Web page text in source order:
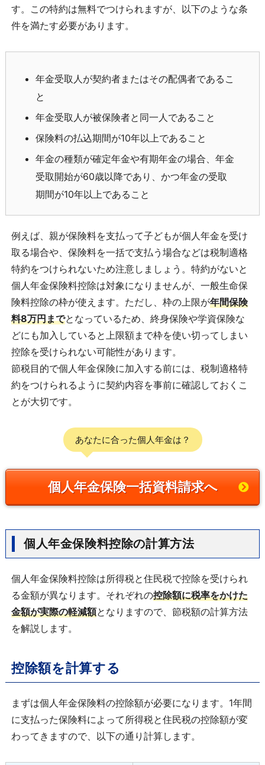
す。この特約は無料でつけられますが、以下のような条
件を満たす必要があります。
年金受取人が契約者またはその配偶者であるこ
と
年金受取人が被保険者と同一人であること
保険料の払込期間が10年以上であること
年金の種類が確定年金や有期年金の場合、年金
受取開始が60歳以降であり、かつ年金の受取
期間が10年以上であること
例えば、親が保険料を支払って子どもが個人年金を受け
取る場合や、保険料を一括で支払う場合などは税制適格
特約をつけられないため注意しましょう。特約がないと
個人年金保険料控除は対象になりませんが、一般生命保
険料控除の枠が使えます。ただし、枠の上限が年間保険
料8万円までとなっているため、終身保険や学資保険な
どにも加入していると上限額まで枠を使い切ってしまい
控除を受けられない可能性があります。
節税目的で個人年金保険に加入する前には、税制適格特
約をつけられるように契約内容を事前に確認しておくこ
とが大切です。
あなたに合った個人年金は？
個人年金保険一括資料請求へ
個人年金保険料控除の計算方法
個人年金保険料控除は所得税と住民税で控除を受けられ
る金額が異なります。それぞれの控除額に税率をかけた
金額が実際の軽減額となりますので、節税額の計算方法
を解説します。
控除額を計算する
まずは個人年金保険料の控除額が必要になります。1年間
に支払った保険料によって所得税と住民税の控除額が変
わってきますので、以下の通り計算します。